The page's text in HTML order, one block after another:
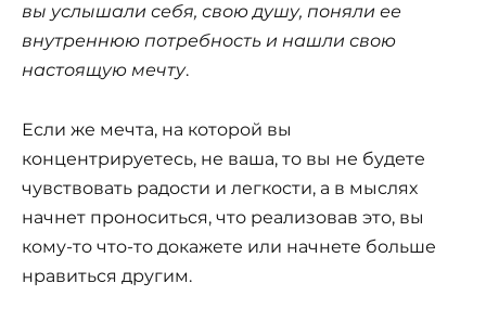
вы услышали себя, свою душу, поняли ее
внутреннюю потребность и нашли свою
настоящую мечту.
Если же мечта, на которой вы
концентрируетесь, не ваша, то вы не будете
чувствовать радости и легкости, а в мыслях
начнет проноситься, что реализовав это, вы
кому-то что-то докажете или начнете больше
нравиться другим.